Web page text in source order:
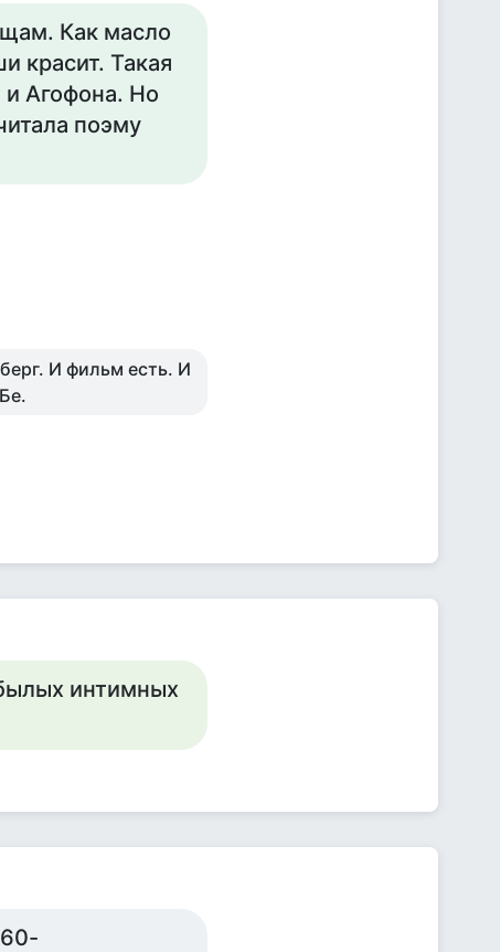
щам. Как масло
красит. Такая
и Агофона. Но
поэму
И фильм есть. И
интимных